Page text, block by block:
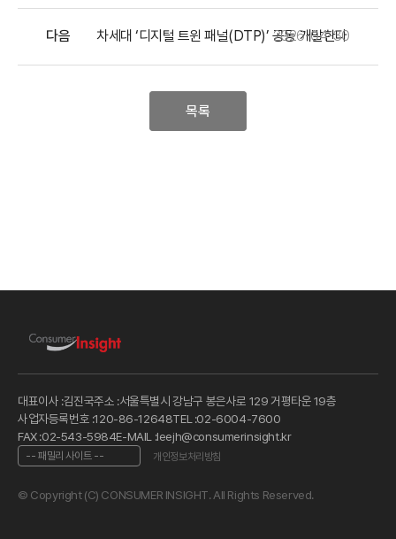
다음 차세대 ‘디지털 트윈 패널(DTP)’ 공동 개발한다
2026-04-30
목록
대표이사 :김진국주소 :서울특별시 강남구 봉은사로 129 거평타운 19층
사업자등록번호 :120-86-12648TEL :02-6004-7600
FAX :02-543-5984E-MAIL :leejh@consumerinsight.kr
개인정보처리방침
© Copyright (C) CONSUMER INSIGHT. All Rights Reserved.